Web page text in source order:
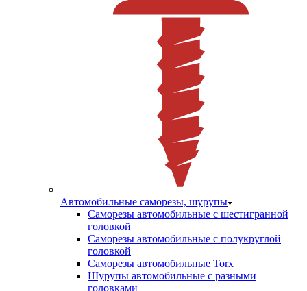
Автомобильные саморезы, шурупы
Саморезы автомобильные с шестигранной
головкой
Саморезы автомобильные с полукруглой
головкой
Саморезы автомобильные Torx
Шурупы автомобильные с разными
головками